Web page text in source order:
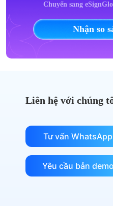
Chuyển sang
Nhận so
Liên hệ với chúng
Tư vấn WhatsApp
Yêu cầu bản demo